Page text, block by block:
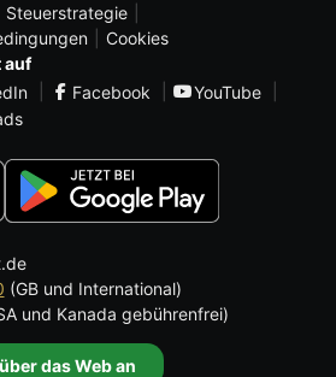
Steuerstrategie
Cookies
auf
Facebook
YouTube
(GB und International)
und Kanada gebührenfrei)
das Web an